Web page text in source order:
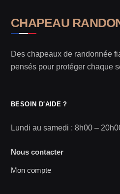
CHAPEAU
Des chapeaux de randonnée
pensés pour protéger chaque
BESOIN D'AIDE ?
Lundi au samedi : 8h00 –
Nous contacter
Mon compte